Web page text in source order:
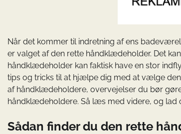
Når det kommer til indretning af ens
er valget af den rette håndklædeholder. Det
håndklædeholder kan faktisk have en stor
tips og tricks til at hjælpe dig med at vælge
af håndklædeholdere, overvejelser du bør
håndklædeholdere. Så læs med videre, og
Sådan finder du den rette